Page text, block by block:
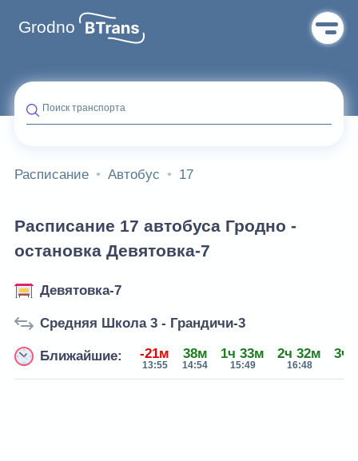
Grodno
Поиск транспорта
Расписание Автобус 17
Расписание 17 автобуса Гродно -
остановка Девятовка-7
Девятовка-7
Средняя Школа 3 - Грандичи-3
Ближайшие: -21м
13:55
38м
14:54
1ч 33м
15:49
2ч 32м
16:48
3ч